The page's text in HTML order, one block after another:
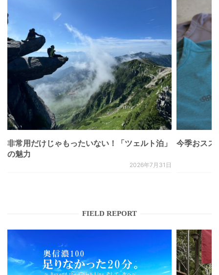
非常用だけじゃもったいない！「ツェルト泊」
の魅力
2026年7月31日
今季おスス
FIELD REPORT